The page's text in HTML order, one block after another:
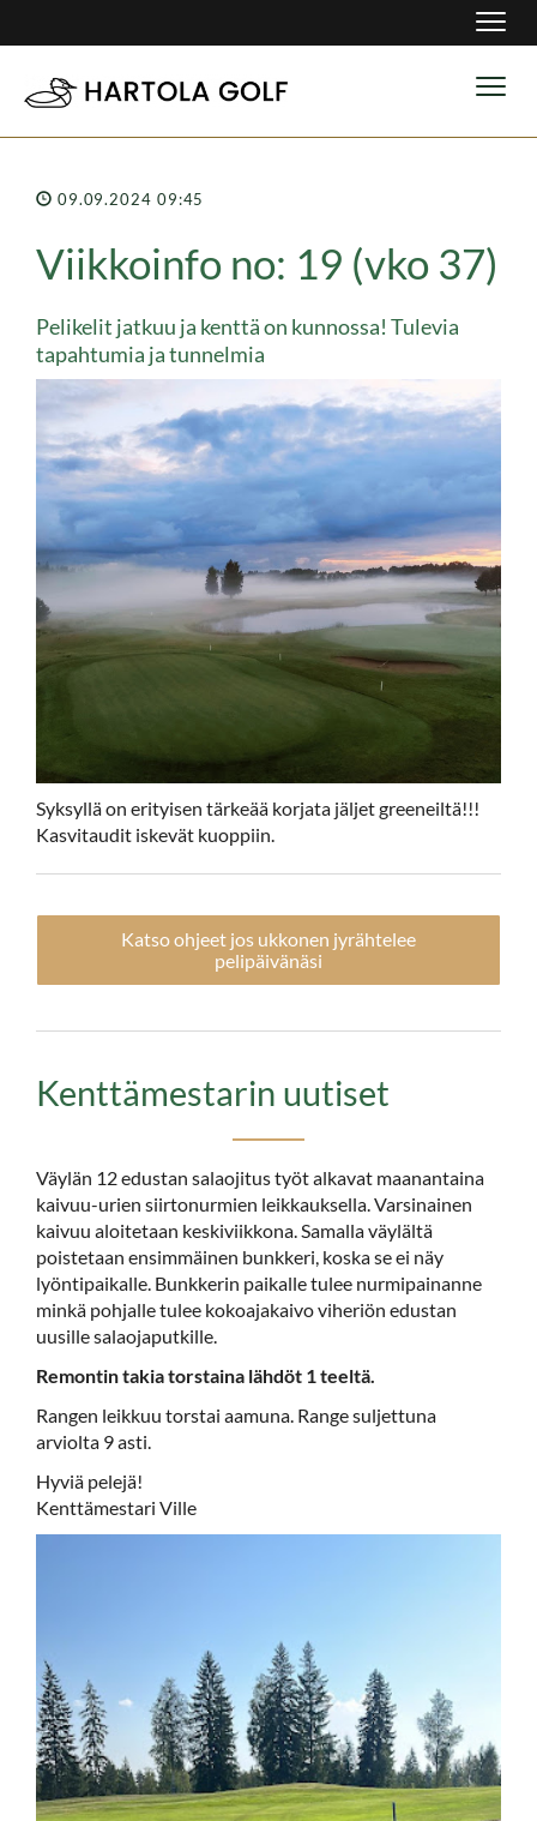
09.09.2024 09:45
Viikkoinfo no: 19 (vko 37)
Pelikelit jatkuu ja kenttä on kunnossa! Tulevia
tapahtumia ja tunnelmia
Syksyllä on erityisen tärkeää korjata jäljet greeneiltä!!!
Kasvitaudit iskevät kuoppiin.
Katso ohjeet jos ukkonen jyrähtelee
pelipäivänäsi
Kenttämestarin uutiset
Väylän 12 edustan salaojitus työt alkavat maanantaina
kaivuu-urien siirtonurmien leikkauksella. Varsinainen
kaivuu aloitetaan keskiviikkona. Samalla väylältä
poistetaan ensimmäinen bunkkeri, koska se ei näy
lyöntipaikalle. Bunkkerin paikalle tulee nurmipainanne
minkä pohjalle tulee kokoajakaivo viheriön edustan
uusille salaojaputkille.
Remontin takia torstaina lähdöt 1 teeltä.
Rangen leikkuu torstai aamuna. Range suljettuna
arviolta 9 asti.
Hyviä pelejä!
Kenttämestari Ville